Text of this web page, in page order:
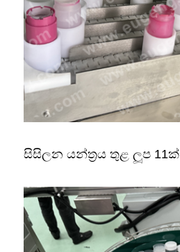
සිසිලන යන්ත්‍රය තුළ ලූප 11ක්